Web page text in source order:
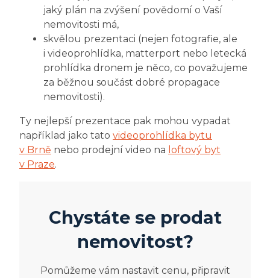
jaký plán na zvýšení povědomí o Vaší
nemovitosti má,
skvělou prezentaci (nejen fotografie, ale
i videoprohlídka, matterport nebo letecká
prohlídka dronem je něco, co považujeme
za běžnou součást dobré propagace
nemovitosti).
Ty nejlepší prezentace pak mohou vypadat
například jako tato videoprohlídka bytu
v Brně nebo prodejní video na loftový byt
v Praze.
Chystáte se prodat
nemovitost?
Pomůžeme vám nastavit cenu, připravit